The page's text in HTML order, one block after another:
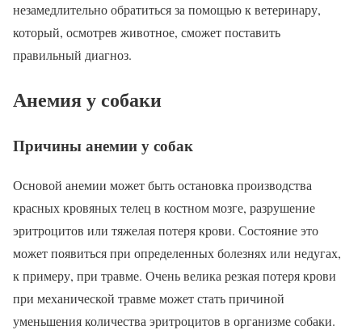
незамедлительно обратиться за помощью к ветеринару,
который, осмотрев животное, сможет поставить
правильный диагноз.
Анемия у собаки
Причины анемии у собак
Основой анемии может быть остановка производства
красных кровяных телец в костном мозге, разрушение
эритроцитов или тяжелая потеря крови. Состояние это
может появиться при определенных болезнях или недугах,
к примеру, при травме. Очень велика резкая потеря крови
при механической травме может стать причиной
уменьшения количества эритроцитов в организме собаки.